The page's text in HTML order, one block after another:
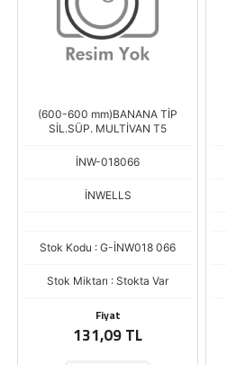
(600-600 mm)BANANA TİP
SİL.SÜP. MULTİVAN T5
İNW-018066
İNWELLS
Stok Kodu : G-İNW018 066
Stok Miktarı : Stokta Var
Fiyat
131,09 TL